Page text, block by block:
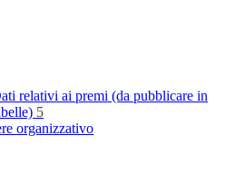
relativi ai premi (da pubblicare in
5
organizzativo